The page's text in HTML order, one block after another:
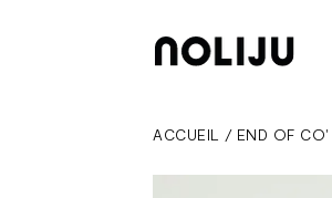
ACCUEIL / END OF CO'